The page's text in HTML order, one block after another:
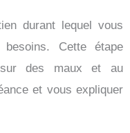
durant lequel vous
Cette étape
des maux et au
et vous expliquer